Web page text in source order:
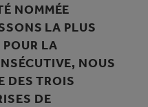
NOMMÉE
LA PLUS
LA
NOUS
DES TROIS
DE